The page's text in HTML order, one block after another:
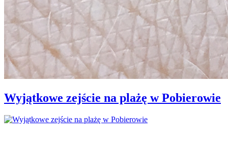
Wyjątkowe zejście na plażę w Pobierowie